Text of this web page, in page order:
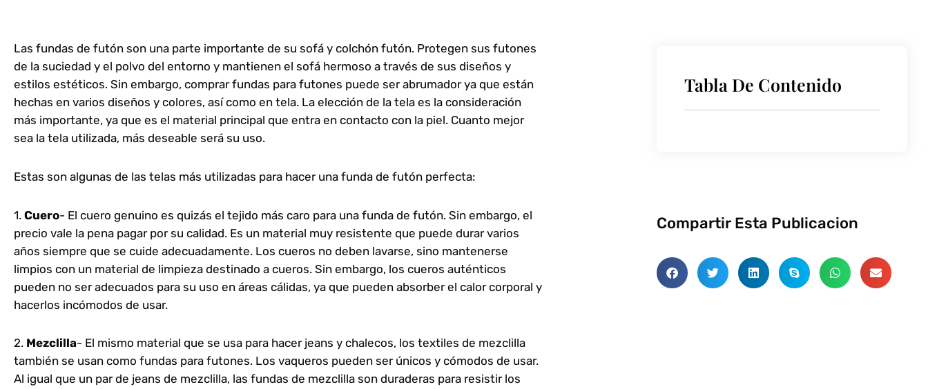
Las fundas de futón son una parte importante de su sofá y colchón futón. Protegen sus futones
de la suciedad y el polvo del entorno y mantienen el sofá hermoso a través de sus diseños y
estilos estéticos. Sin embargo, comprar fundas para futones puede ser abrumador ya que están
hechas en varios diseños y colores, así como en tela. La elección de la tela es la consideración
más importante, ya que es el material principal que entra en contacto con la piel. Cuanto mejor
sea la tela utilizada, más deseable será su uso.
Estas son algunas de las telas más utilizadas para hacer una funda de futón perfecta:
1. Cuero- El cuero genuino es quizás el tejido más caro para una funda de futón. Sin embargo, el
precio vale la pena pagar por su calidad. Es un material muy resistente que puede durar varios
años siempre que se cuide adecuadamente. Los cueros no deben lavarse, sino mantenerse
limpios con un material de limpieza destinado a cueros. Sin embargo, los cueros auténticos
pueden no ser adecuados para su uso en áreas cálidas, ya que pueden absorber el calor corporal y
hacerlos incómodos de usar.
2. Mezclilla- El mismo material que se usa para hacer jeans y chalecos, los textiles de mezclilla
también se usan como fundas para futones. Los vaqueros pueden ser únicos y cómodos de usar.
Al igual que un par de jeans de mezclilla, las fundas de mezclilla son duraderas para resistir los
Tabla De Contenido
Compartir Esta Publicacion